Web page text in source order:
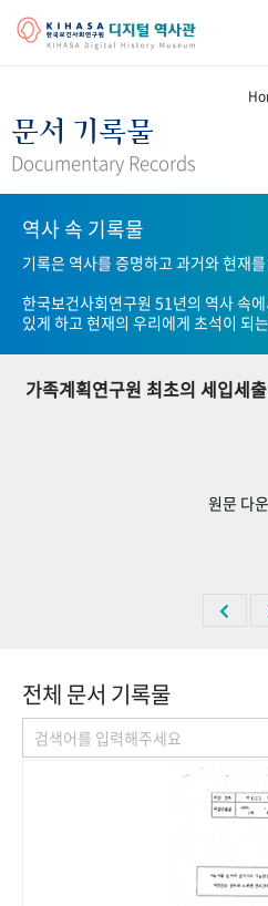
걸어온 길 기관 변천사
연구 역사
정책과 연구 키워드로 보는 연구
기록물 아카이브
사진 아카이브 문서 기록물
숫자로 보는 50년
문서 기록물
Documentary Records
역사 속 기록물
기록은 역사를 증명하고 과거와 현재
한국보건사회연구원 51년의 역사 속
있게 하고 현재의 우리에게 초석이 되
가족계획연구원 최초의 세입세
원문 다
전체 문서 기록물